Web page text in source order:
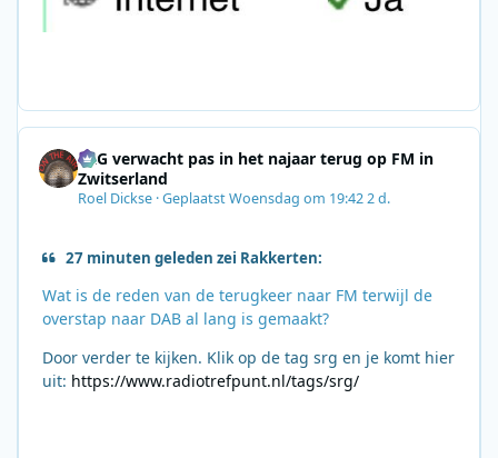
SRG verwacht pas in het najaar terug op FM in
Zwitserland
Roel Dickse ·GeplaatstWoensdag om 19:422 d.
27 minuten geleden zei Rakkerten:
Wat is de reden van de terugkeer naar FM terwijl de
overstap naar DAB al lang is gemaakt?
Door verder te kijken. Klik op de tag srg en je komt hier
uit: https://www.radiotrefpunt.nl/tags/srg/